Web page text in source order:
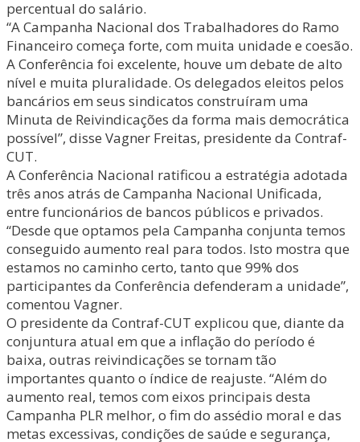
percentual do salário.
“A Campanha Nacional dos Trabalhadores do Ramo
Financeiro começa forte, com muita unidade e coesão.
A Conferência foi excelente, houve um debate de alto
nível e muita pluralidade. Os delegados eleitos pelos
bancários em seus sindicatos construíram uma
Minuta de Reivindicações da forma mais democrática
possível”, disse Vagner Freitas, presidente da Contraf-
CUT.
A Conferência Nacional ratificou a estratégia adotada
três anos atrás de Campanha Nacional Unificada,
entre funcionários de bancos públicos e privados.
“Desde que optamos pela Campanha conjunta temos
conseguido aumento real para todos. Isto mostra que
estamos no caminho certo, tanto que 99% dos
participantes da Conferência defenderam a unidade”,
comentou Vagner.
O presidente da Contraf-CUT explicou que, diante da
conjuntura atual em que a inflação do período é
baixa, outras reivindicações se tornam tão
importantes quanto o índice de reajuste. “Além do
aumento real, temos com eixos principais desta
Campanha PLR melhor, o fim do assédio moral e das
metas excessivas, condições de saúde e segurança,